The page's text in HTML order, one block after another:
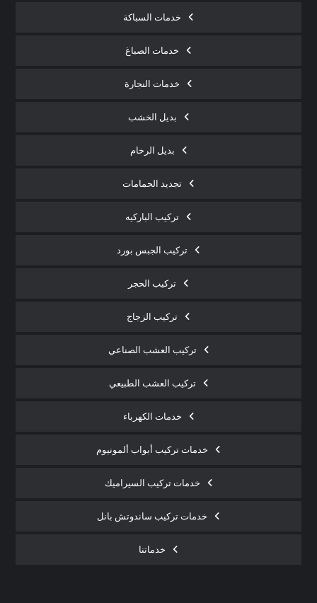
خدمات السباكة
خدمات الصباغ
خدمات النجارة
بديل الخشب
بديل الرخام
تجديد الحمامات
تركيب الباركيه
تركيب الجبس بورد
تركيب الحجر
تركيب الزجاج
تركيب العشب الصناعي
تركيب العشب الطبيعي
خدمات الكهرباء
خدمات تركيب أبواب ألمونيوم
خدمات تركيب السيراميك
خدمات تركيب ساندوتش بانل
خدماتنا